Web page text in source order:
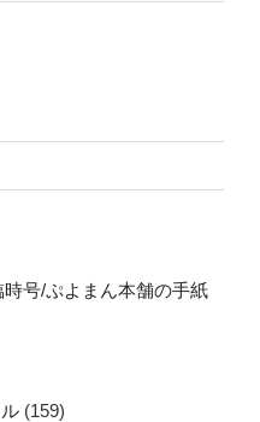
時号/ぷよまん本舗の手紙
(159)